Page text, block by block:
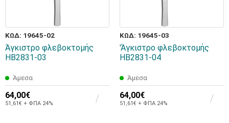
ΚΩΔ: 19645-02
Άγκιστρο φλεβοκτομής
HB2831-03
Άμεσα
64,00€
51,61€ + ΦΠΑ 24%
ΚΩΔ: 19645-03
'Άγκιστρο φλεβοκτομής
HB2831-04
Άμεσα
64,00€
51,61€ + ΦΠΑ 24%